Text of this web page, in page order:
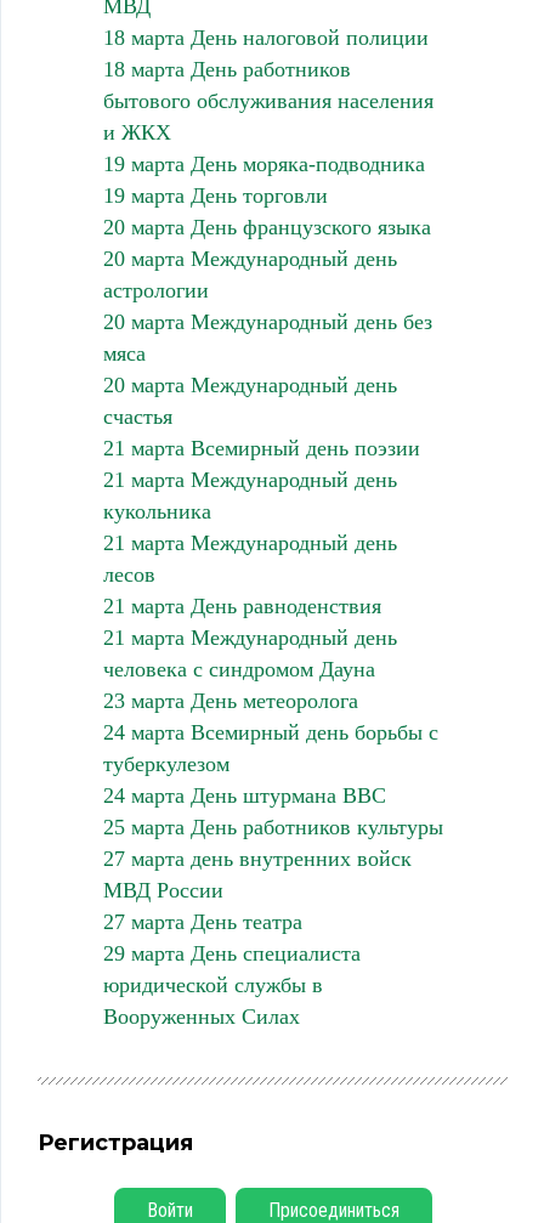
МВД
18 марта День налоговой полиции
18 марта День работников
бытового обслуживания населения
и ЖКХ
19 марта День моряка-подводника
19 марта День торговли
20 марта День французского языка
20 марта Международный день
астрологии
20 марта Международный день без
мяса
20 марта Международный день
счастья
21 марта Всемирный день поэзии
21 марта Международный день
кукольника
21 марта Международный день
лесов
21 марта День равноденствия
21 марта Международный день
человека с синдромом Дауна
23 марта День метеоролога
24 марта Всемирный день борьбы с
туберкулезом
24 марта День штурмана ВВС
25 марта День работников культуры
27 марта день внутренних войск
МВД России
27 марта День театра
29 марта День специалиста
юридической службы в
Вооруженных Силах
Регистрация
Войти Присоединиться